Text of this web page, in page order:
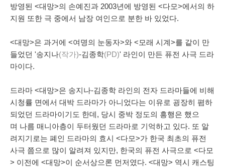
방영된 <대망>의 손예진과 2003년에 방영된 <다모>에서의 하
지원 또한 극 중에서 남장 여인으로 분한 바 있었다.
<대망>은 과거에 <여명의 눈동자>와 <모래 시계>를 같이 만
들었던 '송지나(작가)-김종학(PD)' 라인이 만든 퓨전 사극 드라
마이다.
드라마 <대망>은 송지나-김종학 라인의 전자 드라마들에 비해
시청률 면에서 대박 드라마가 아니었다는 이유로 굉장히 폄하
되었던 드라마이기도 한데, 당시 중박 정도의 흥행은 했으
며 나름 매니아층이 두터웠던 드라마로 기억하고 있다. 또 알
려지기로는 폐인 드라마의 효시 <다모>가 한국 최초의 퓨전
사극 쯤으로 많이 알려져 있지만, 한국의 퓨전 사극으로 <다모
> 이전에 <대망>이 순서상으론 먼저였다. <대망> 역시 캐스팅